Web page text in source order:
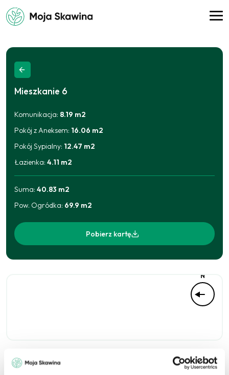
Mieszkanie 6
Komunikacja: 8.19 m2
Pokój z Aneksem: 16.06 m2
Pokój Sypialny: 12.47 m2
Łazienka:4.11 m2
Suma:40.83 m2
Pow. Ogródka: 69.9 m2
Pobierz kartę
N